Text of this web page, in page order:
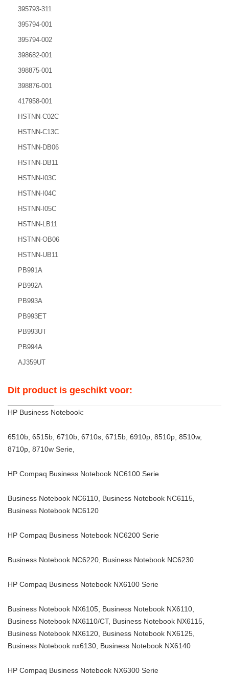
395793-311
395794-001
395794-002
398682-001
398875-001
398876-001
417958-001
HSTNN-C02C
HSTNN-C13C
HSTNN-DB06
HSTNN-DB11
HSTNN-I03C
HSTNN-I04C
HSTNN-I05C
HSTNN-LB11
HSTNN-OB06
HSTNN-UB11
PB991A
PB992A
PB993A
PB993ET
PB993UT
PB994A
AJ359UT
Dit product is geschikt voor:
HP Business Notebook:
6510b, 6515b, 6710b, 6710s, 6715b, 6910p, 8510p, 8510w,
8710p, 8710w Serie,
HP Compaq Business Notebook NC6100 Serie
Business Notebook NC6110, Business Notebook NC6115,
Business Notebook NC6120
HP Compaq Business Notebook NC6200 Serie
Business Notebook NC6220, Business Notebook NC6230
HP Compaq Business Notebook NX6100 Serie
Business Notebook NX6105, Business Notebook NX6110,
Business Notebook NX6110/CT, Business Notebook NX6115,
Business Notebook NX6120, Business Notebook NX6125,
Business Notebook nx6130, Business Notebook NX6140
HP Compaq Business Notebook NX6300 Serie